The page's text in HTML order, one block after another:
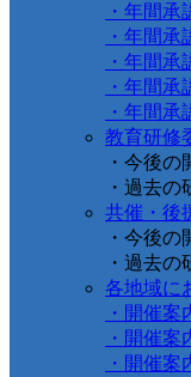
・年間承
・年間承
・年間承
・年間承
・年間承
教育研修
・今後の
・過去の
共催・後
・今後の
・過去の
各地域に
・開催案
・開催案
・開催案